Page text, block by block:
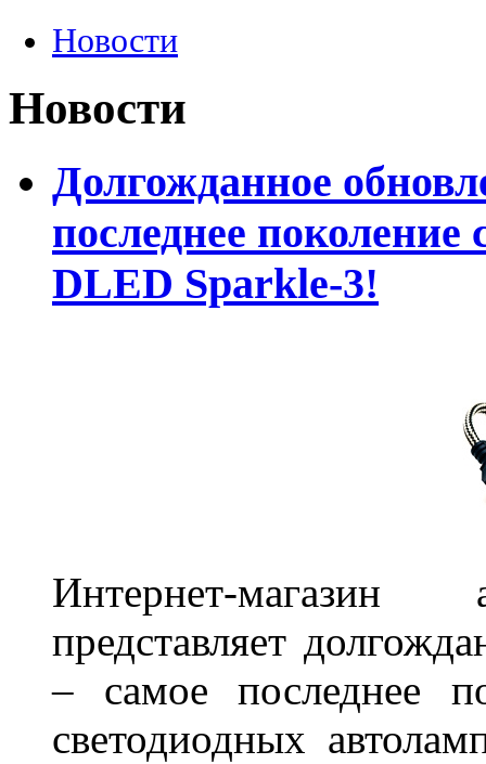
Новости
Новости
Долгожданное
последнее
DLED Sparkle-3!
Интернет-магазин
представляет
– самое последнее
светодиодных